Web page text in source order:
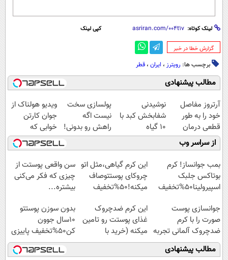
لینک کوتاه: کپی لینک
‌گزارش خطا در خبر
برچسب ها: رویترز ، ایران ، قطر
مطالب پیشنهادی
آرتروز مفاصل
خود را به طور
قطعی درمان
کنید!
◗پرسش‌نامه◖
نوشیدنی
شفابخش کبد با
10 گیاه
موثر(تخفیف تا
امشب)
پولسازی سخت
نیست اگه
راهش رو بدونی!
" دوره رایگان "
ویدیو هولناک از
جوان کارتن
خوابی که
میلیاردر شد.
آموزش رایگان
از سراسر وب
بمب جوانساز! کرم
بوتاکس جلبک
اسپیرولینا50%تخفیف
این کرم گیاهی،مثل اتو
چروکای پوستتوصاف
میکنه!50%تخفیف
سن واقعی پوستت از
چیزی که فکر می‌کنی
بیشتره...
جوانسازی پوست
صورت را با کرم
ضدچروک آلمانی تجربه
کنید!
این کرم ضدچروک
غذای پوستت رو تامین
میکنه (خرید با
40%تخفیف)
بدون سوزن پوستتو
10سال جوون
کن50%تخفیف پاییزی
مطالب پیشنهادی